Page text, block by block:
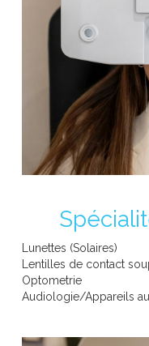
Lunettes (Solaires)
Lentilles de contact
Optometrie
Audiologie/Appareils